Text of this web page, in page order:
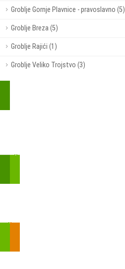
Groblje Gornje Plavnice - pravoslavno (5)
Groblje Breza (5)
Groblje Rajići (1)
Groblje Veliko Trojstvo (3)